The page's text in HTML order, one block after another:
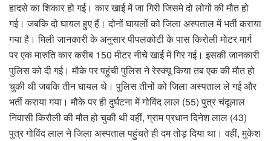
हादसे का शिकार हो गई। कार खाई में जा गिरी जिसमे दो लोगों की मौत हो
गई। जबकि दो घायल हुए हैं। दोनों घायलों को जिला अस्पताल में भर्ती कराया
गया है। मिली जानकारी के अनुसार पीपलकोटी के पास किरोली मोटर मार्ग
पर एक मारुति कार करीब 150 मीटर नीचे खाई में गिर गई। इसकी जानकारी
पुलिस को दी गई। मौके पर पहुंची पुलिस ने रेस्क्यू किया तब एक की मौत हो
चुकी थी जबकि तीन घायल थे। पुलिस तीनों को जिला अस्पताल ले गई और
भर्ती कराया गया। मौके पर ही दुर्घटना में गोविंद लाल (55) पुत्र चंदूलाल
निवासी किरौली की मौत हो चुकी थी वहीं, ग्राम प्रधान दिनेश लाल (43)
पुत्र गोविंद लाल ने जिला अस्पताल पहुंचते ही दम तोड़ दिया था। वहीं, मुकेश